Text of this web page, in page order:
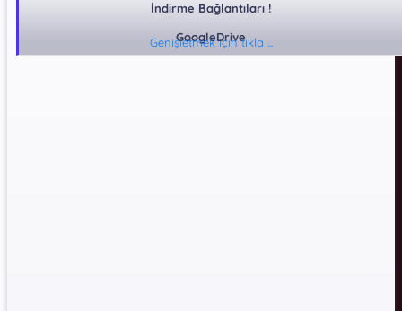
İndirme Bağlantıları !
GoogleDrive
Genişletmek için tıkla ...